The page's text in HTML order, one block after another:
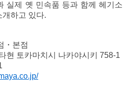
실제 옛 민속품 등과 함께 헤기소
개하고 있다.
・본점
현 토카마치시 나카야시키 758-1